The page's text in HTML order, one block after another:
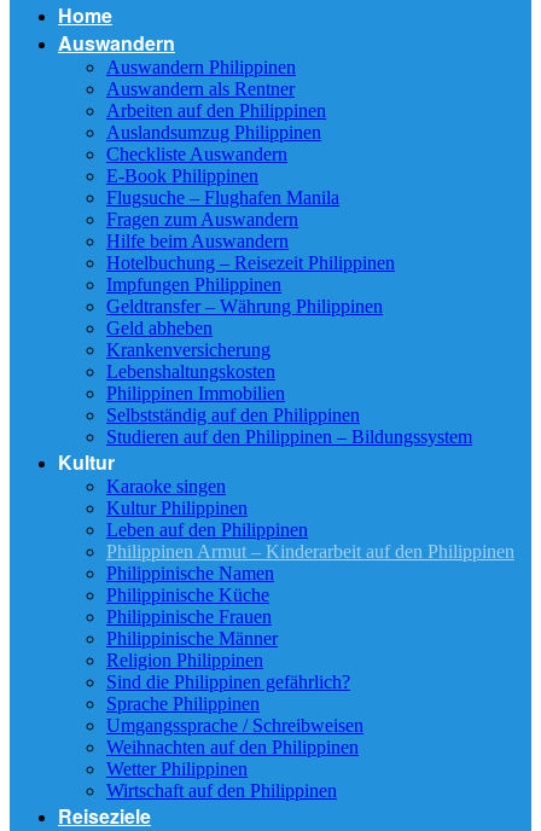
Home
Auswandern
Auswandern Philippinen
Auswandern als Rentner
Arbeiten auf den Philippinen
Auslandsumzug Philippinen
Checkliste Auswandern
E-Book Philippinen
Flugsuche – Flughafen Manila
Fragen zum Auswandern
Hilfe beim Auswandern
Hotelbuchung – Reisezeit Philippinen
Impfungen Philippinen
Geldtransfer – Währung Philippinen
Geld abheben
Krankenversicherung
Lebenshaltungskosten
Philippinen Immobilien
Selbstständig auf den Philippinen
Studieren auf den Philippinen – Bildungssystem
Kultur
Karaoke singen
Kultur Philippinen
Leben auf den Philippinen
Philippinen Armut – Kinderarbeit auf den Philippinen
Philippinische Namen
Philippinische Küche
Philippinische Frauen
Philippinische Männer
Religion Philippinen
Sind die Philippinen gefährlich?
Sprache Philippinen
Umgangssprache / Schreibweisen
Weihnachten auf den Philippinen
Wetter Philippinen
Wirtschaft auf den Philippinen
Reiseziele